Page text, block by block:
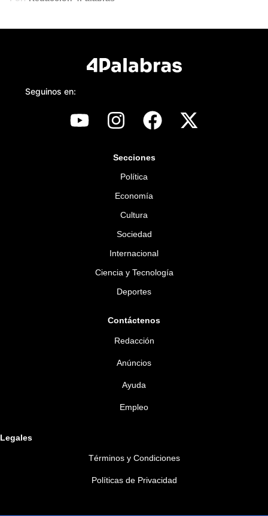
Seguinos en:
Secciones
Política
Economía
Cultura
Sociedad
Internacional
Ciencia y Tecnología
Deportes
Contáctenos
Redacción
Anúncios
Ayuda
Empleo
Legales
Términos y Condiciones
Políticas de Privacidad